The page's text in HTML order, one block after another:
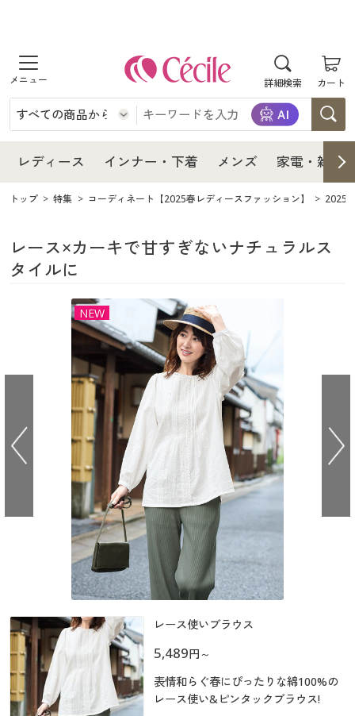
詳細検索 カート
商品を探す
レディース
レディースファッション
女性下着
インナー・下着
インナー・下着通販すべて
女性下着
ジュニア・ティーンズ下着
メンズ
メンズ通販すべて
メンズ下着
家電・雑貨
キッチン・雑貨・日用品
寝具・インテリア・家具通販すべて
家具・収納
寝具・ベッド
カーテン・ラグ・ファブリック
美容・健康
美容・健康通販すべて
美容・健康・サプリメント
制服・スクール
制服・スクールすべて
制服・学生服
ジュニア・ティーンズ下着
大きいサイズ
大きいサイズ通販すべて
大きいサイズ レディース服
大きいサイズ レディース下着
大きいサイズ メンズ
大きいサイズ 事務・制服
バーゲン
バーゲンセール
シークレットセール
商品カテゴリ一覧
カタログ・チラシからのご注文
デジタルカタログ
レディース インナー・下着 メンズ 家電・雑貨
レディース
レディース通販すべて
レディースファッション
インナー・下着
インナー・下着通販すべて
女性下着
ジュニア・ティーンズ下着
メンズ
メンズ通販すべて
メンズ下着
家電・雑貨
家電
キッチン・雑貨・日用品
寝具・インテリア・家具通販すべて
家具・収納
寝具・ベッド
カーテン・ラグ・ファブリック
美容・健康
美容・健康通販すべて
美容・健康・サプリメント
制服・スクール
制服・スクールすべて
制服・学生服
ジュニア・ティーンズ下着
大きいサイズ
大きいサイズ通販すべて
大きいサイズ レディース服
大きいサイズ レディース下着
大きいサイズ メンズ
大きいサイズ 事務・制服
シークレットセール
詳細検索
商品カテゴリ一覧
カタログ・チラシからのご注文
デジタルカタログ
カタログ無料プレゼント
会員メニュー
トップ 特集 コーディネート【2025春レディースファッション】 2025
レース×カーキで甘すぎないナチュラルス
タイルに
NEW
レース使いブラウス
5,489円 ～
表情和らぐ春にぴったりな綿100%の
レース使い&ピンタックブラウス!